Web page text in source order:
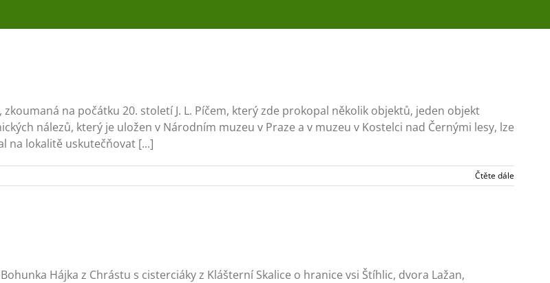
na počátku 20. století J. L. Píčem, který zde prokopal několik objektů, jeden objekt
nálezů, který je uložen v Národním muzeu v Praze a v muzeu v Kostelci nad Černými lesy, lze
na lokalitě uskutečňovat [...]
Čtěte dále
Hájka z Chrástu s cisterciáky z Klášterní Skalice o hranice vsi Štíhlic, dvora Lažan,